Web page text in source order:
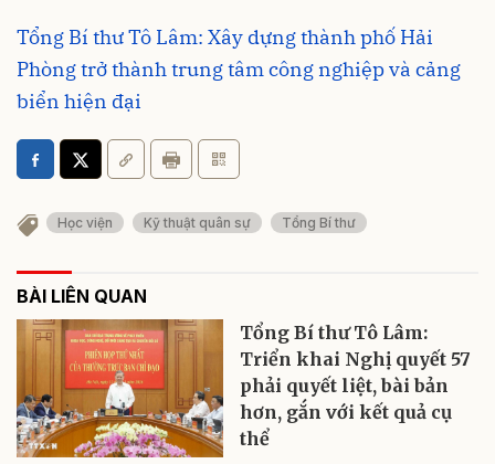
Tổng Bí thư Tô Lâm: Xây dựng thành phố Hải
Phòng trở thành trung tâm công nghiệp và cảng
biển hiện đại
Học viện Kỹ thuật quân sự Tổng Bí thư
BÀI LIÊN QUAN
Tổng Bí thư Tô Lâm:
Triển khai Nghị quyết 57
phải quyết liệt, bài bản
hơn, gắn với kết quả cụ
thể